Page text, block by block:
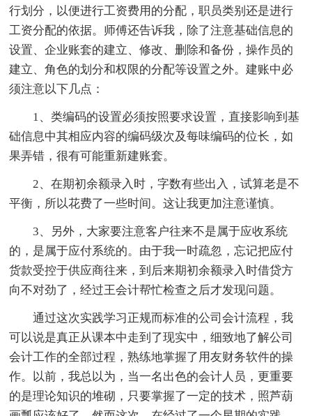
行划分，以便进行工资费用的分配，职员类别还是进行
工资分配的依据。师傅还告诉我，除了注意基础信息的
设置、企业账套的建立、修改、删除和备份，操作员的
建立、角色的划分和权限的分配等设置之外。建账中必
须注意以下几点：
1、类编码的设置必须按照要求设置，直接影响到基
础信息中其相应内容的编码级次及每味编码的位长，如
果弄错，很有可能重新建账套。
2、在期初余额录入时，字数有些出入，试算老是不
平衡，所以花费了一些时间。这让我更加注意谨慎。
3、另外，大家要注意客户往来不是属于应收系统
的，是属于应付系统的。由于我一时疏忽，忘记把应付
货款受控于供应商往来，到后来期初余额录入时借贷方
向不对劲了，经过王会计帮忙检查之后才发现问题。
通过这次实践学习正规而标准的公司会计流程，我
可以说是真正从课本中走到了现实中，细致地了解公司
会计工作的全部过程，熟练地掌握了用友财务软件的操
作。以前，我总以为，当一名出色的会计人员，更重要
的是理论知识的堆砌，只要掌握了一定的技术，照芦葫